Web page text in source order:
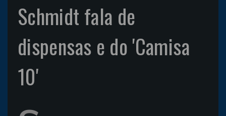
Schmidt fala de
dispensas e do 'Camisa
10'